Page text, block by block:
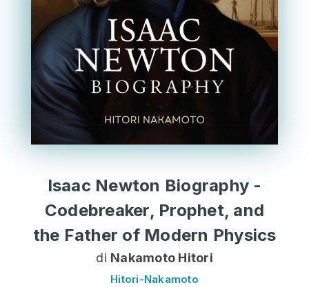
Isaac Newton Biography -
Codebreaker, Prophet, and
the Father of Modern Physics
di Nakamoto Hitori
Hitori-Nakamoto